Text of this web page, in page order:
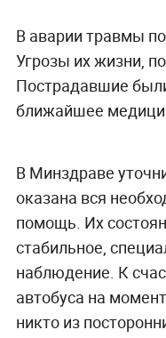
В аварии травмы
Угрозы их жизни,
Пострадавшие
ближайшее
В Минздраве
оказана вся
помощь. Их
стабильное,
наблюдение. К
автобуса на
никто из